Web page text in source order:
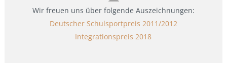
Wir freuen uns über folgende Auszeichnungen:
Deutscher Schulsportpreis 2011/2012
Integrationspreis 2018